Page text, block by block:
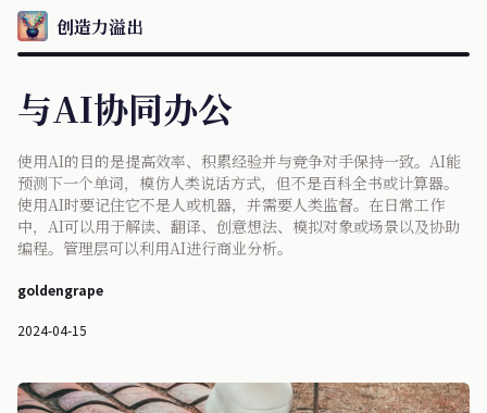
创造力溢出
与AI协同办公
使用AI的目的是提高效率、积累经验并与竞争对手保持一致。AI能
预测下一个单词，模仿人类说话方式，但不是百科全书或计算器。
使用AI时要记住它不是人或机器，并需要人类监督。在日常工作
中，AI可以用于解读、翻译、创意想法、模拟对象或场景以及协助
编程。管理层可以利用AI进行商业分析。
goldengrape
2024-04-15